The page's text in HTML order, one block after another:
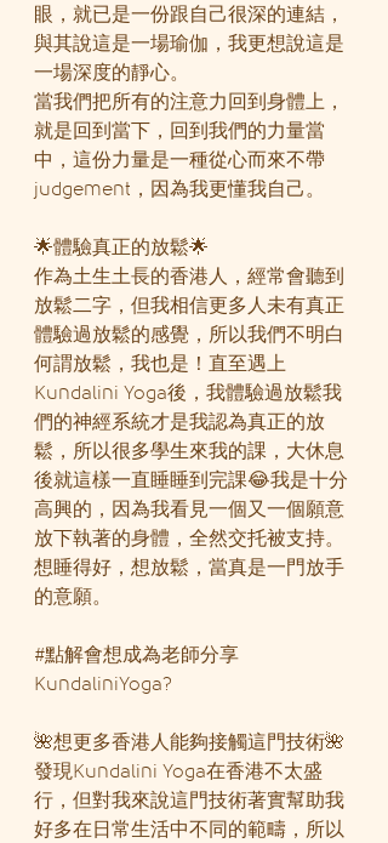
眼，就已是一份跟自己很深的連結，
與其說這是一場瑜伽，我更想說這是
一場深度的靜心。
當我們把所有的注意力回到身體上，
就是回到當下，回到我們的力量當
中，這份力量是一種從心而來不帶
judgement，因為我更懂我自己。
🌟體驗真正的放鬆🌟
作為土生土長的香港人，經常會聽到
放鬆二字，但我相信更多人未有真正
體驗過放鬆的感覺，所以我們不明白
何謂放鬆，我也是！直至遇上
Kundalini Yoga後，我體驗過放鬆我
們的神經系統才是我認為真正的放
鬆，所以很多學生來我的課，大休息
後就這樣一直睡睡到完課😂我是十分
高興的，因為我看見一個又一個願意
放下執著的身體，全然交托被支持。
想睡得好，想放鬆，當真是一門放手
的意願。
#點解會想成為老師分享
KundaliniYoga?
🌺想更多香港人能夠接觸這門技術🌺
發現Kundalini Yoga在香港不太盛
行，但對我來說這門技術著實幫助我
好多在日常生活中不同的範疇，所以